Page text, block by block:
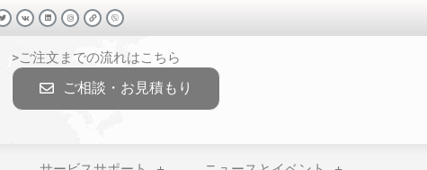
>ご注文までの流れはこちら
ご相談・お見積もり